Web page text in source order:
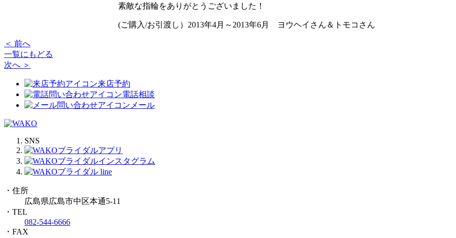
素敵な指輪をありがとうございました！
(ご購入/お引渡し）2013年4月～2013年6月 ヨウヘイさん＆トモコさん
＜ 前へ
一覧にもどる
次へ ＞
来店予約
電話相談
メール
SNS
・住所
広島県広島市中区本通5-11
・TEL
082-544-6666
・FAX